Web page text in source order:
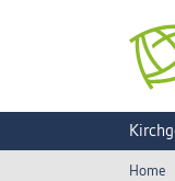
Home